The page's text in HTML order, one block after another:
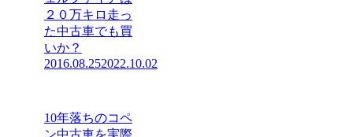
２０万キロ走っ
た中古車でも買
いか？
2016.08.252022.10.02
10年落ちのコペ